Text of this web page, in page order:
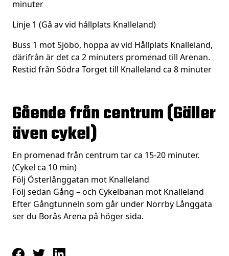
minuter
Linje 1 (Gå av vid hållplats Knalleland)
Buss 1 mot Sjöbo, hoppa av vid Hållplats Knalleland,
därifrån är det ca 2 minuters promenad till Arenan.
Restid från Södra Torget till Knalleland ca 8 minuter
Gående från centrum (Gäller
även cykel)
En promenad från centrum tar ca 15-20 minuter.
(Cykel ca 10 min)
Följ Österlånggatan mot Knalleland
Följ sedan Gång – och Cykelbanan mot Knalleland
Efter Gångtunneln som går under Norrby Långgata
ser du Borås Arena på höger sida.